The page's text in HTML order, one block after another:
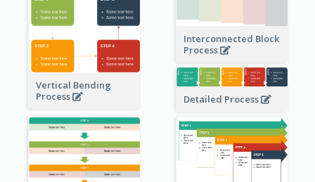
Vertical Bending
Process
Interconnected Block
Process
Detailed Process